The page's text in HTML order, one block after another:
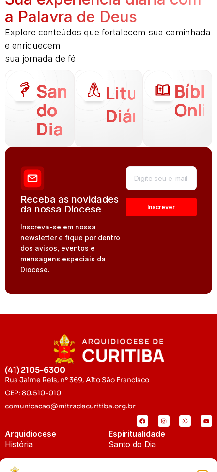
a Palavra de Deus
Explore conteúdos que fortalecem sua caminhada
e enriquecem
sua jornada de fé.
Santo
do
Dia
Liturgia
Diária
Receba as novidades
da nossa Diocese
Inscreva-se em nossa
newsletter e fique por dentro
dos avisos, eventos e
mensagens especiais da
Diocese.
(41) 2105-6300
Rua Jaime Reis, nº 369, Alto São Francisco
CEP: 80.510-010
comunicacao@mitradecuritiba.org.br
Arquidiocese
História
Padroeira
Espiritualidade
Santo do Dia